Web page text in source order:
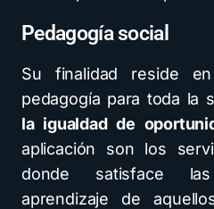
Pedagogía social
Su finalidad reside
pedagogía para toda la
la igualdad de
aplicación son los
donde satisface
aprendizaje de